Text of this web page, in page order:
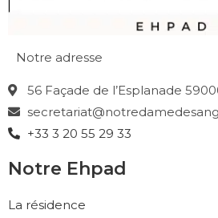
Notre adresse
56 Façade de l’Esplanade
+33 3 20 55 29 33
Notre Ehpad
La résidence